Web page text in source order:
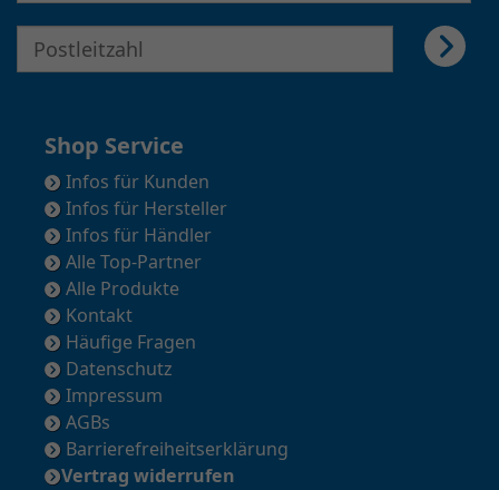
Shop Service
Infos für Kunden
Infos für Hersteller
Infos für Händler
Alle Top-Partner
Alle Produkte
Kontakt
Häufige Fragen
Datenschutz
Impressum
AGBs
Barrierefreiheitserklärung
Vertrag widerrufen